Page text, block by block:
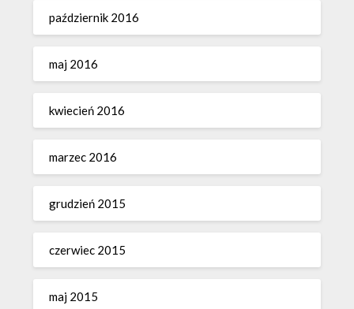
październik 2016
maj 2016
kwiecień 2016
marzec 2016
grudzień 2015
czerwiec 2015
maj 2015